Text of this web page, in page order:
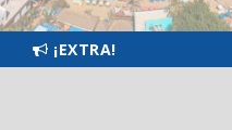
¡EXTRA!